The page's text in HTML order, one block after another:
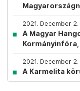
2021. December 2.
A Magyar
2021. December 2.
A Karmelita